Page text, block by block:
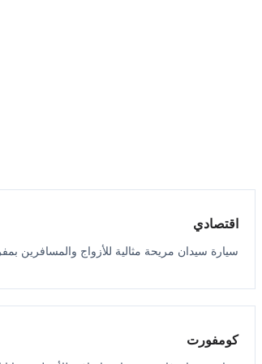
اقتصادي
سيارة سيدان مريحة مثالية للأزواج والمسافرين
كومفورت